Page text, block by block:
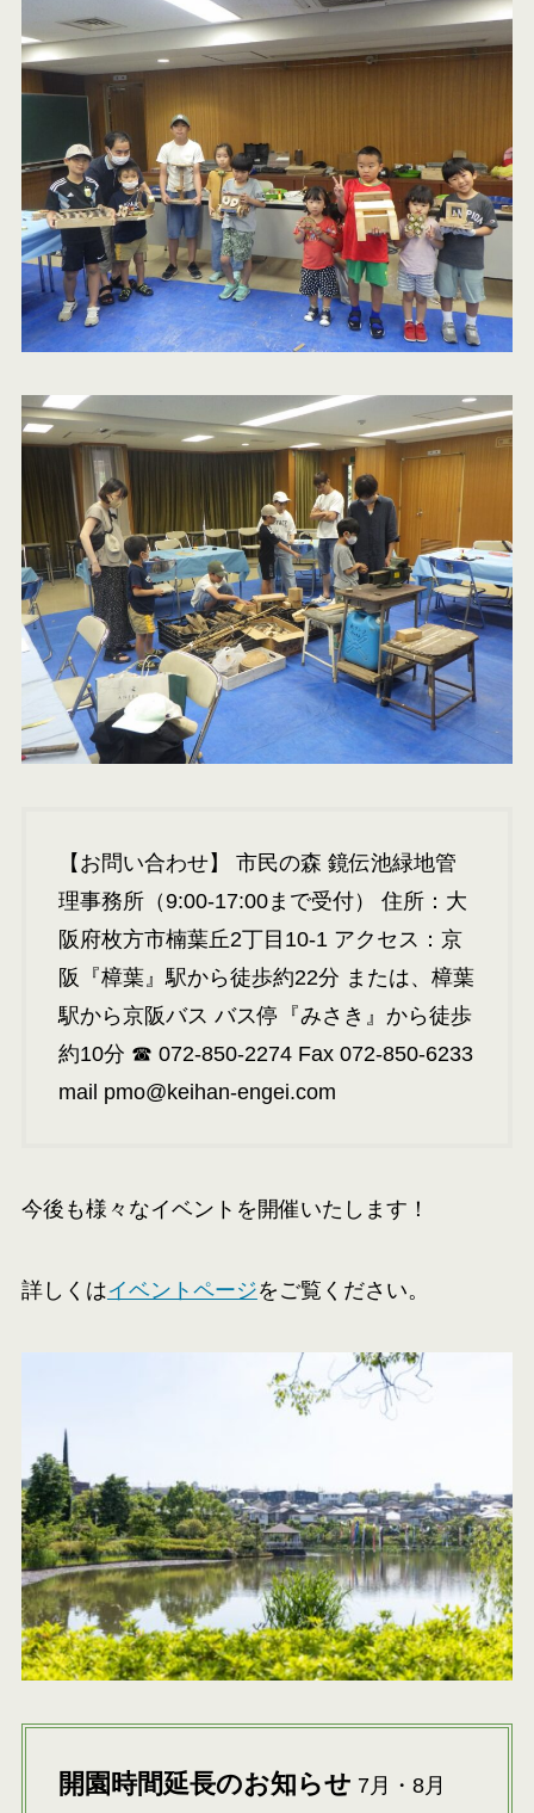
【お問い合わせ】 市民の森 鏡伝池緑地管
理事務所（9:00-17:00まで受付） 住所：大
阪府枚方市楠葉丘2丁目10-1 アクセス：京
阪『樟葉』駅から徒歩約22分 または、樟葉
駅から京阪バス バス停『みさき』から徒歩
約10分 ☎ 072-850-2274 Fax 072-850-6233
mail pmo@keihan-engei.com
今後も様々なイベントを開催いたします！
詳しくはイベントページをご覧ください。
開園時間延長のお知らせ 7月・8月